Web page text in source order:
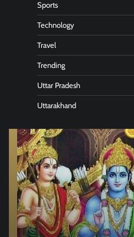
Sports
Technology
Travel
Trending
Uttar Pradesh
Uttarakhand